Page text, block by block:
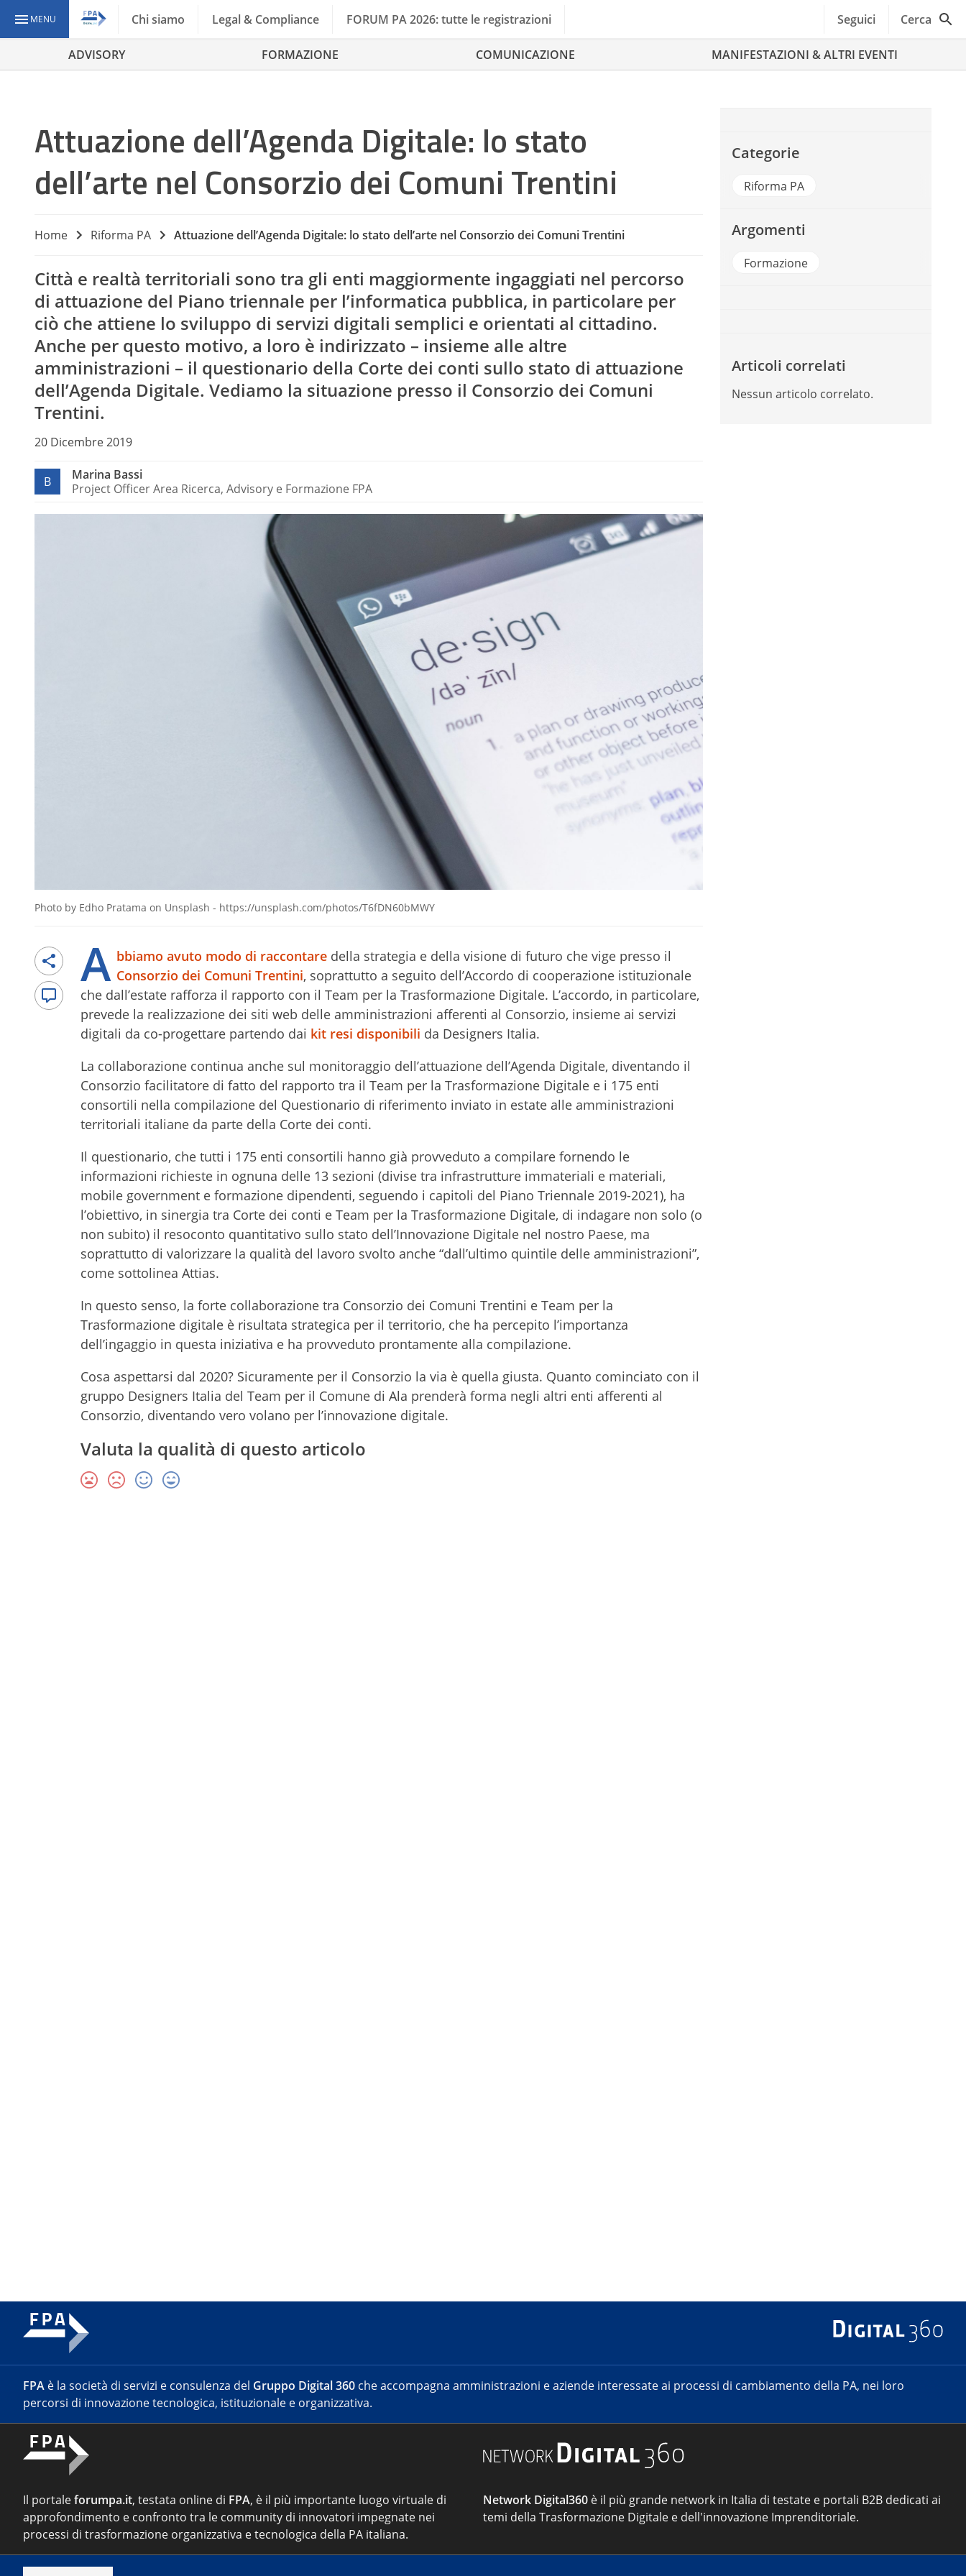
MENU Chi siamo Legal & Compliance FORUM PA 2026: tutte le registrazioni Seguici Cerca
ADVISORY FORMAZIONE COMUNICAZIONE MANIFESTAZIONI & ALTRI EVENTI
Attuazione dell’Agenda Digitale: lo stato
dell’arte nel Consorzio dei Comuni Trentini
Home Riforma PA Attuazione dell’Agenda Digitale: lo stato dell’arte nel Consorzio dei Comuni Trentini
Città e realtà territoriali sono tra gli enti maggiormente ingaggiati nel percorso
di attuazione del Piano triennale per l’informatica pubblica, in particolare per
ciò che attiene lo sviluppo di servizi digitali semplici e orientati al cittadino.
Anche per questo motivo, a loro è indirizzato – insieme alle altre
amministrazioni – il questionario della Corte dei conti sullo stato di attuazione
dell’Agenda Digitale. Vediamo la situazione presso il Consorzio dei Comuni
Trentini.
20 Dicembre 2019
B
Marina Bassi
Project Officer Area Ricerca, Advisory e Formazione FPA
Photo by Edho Pratama on Unsplash - https://unsplash.com/photos/T6fDN60bMWY
A bbiamo avuto modo di raccontare della strategia e della visione di futuro che vige presso il
Consorzio dei Comuni Trentini, soprattutto a seguito dell’Accordo di cooperazione istituzionale
che dall’estate rafforza il rapporto con il Team per la Trasformazione Digitale. L’accordo, in particolare,
prevede la realizzazione dei siti web delle amministrazioni afferenti al Consorzio, insieme ai servizi
digitali da co-progettare partendo dai kit resi disponibili da Designers Italia.
La collaborazione continua anche sul monitoraggio dell’attuazione dell’Agenda Digitale, diventando il
Consorzio facilitatore di fatto del rapporto tra il Team per la Trasformazione Digitale e i 175 enti
consortili nella compilazione del Questionario di riferimento inviato in estate alle amministrazioni
territoriali italiane da parte della Corte dei conti.
Il questionario, che tutti i 175 enti consortili hanno già provveduto a compilare fornendo le
informazioni richieste in ognuna delle 13 sezioni (divise tra infrastrutture immateriali e materiali,
mobile government e formazione dipendenti, seguendo i capitoli del Piano Triennale 2019-2021), ha
l’obiettivo, in sinergia tra Corte dei conti e Team per la Trasformazione Digitale, di indagare non solo (o
non subito) il resoconto quantitativo sullo stato dell’Innovazione Digitale nel nostro Paese, ma
soprattutto di valorizzare la qualità del lavoro svolto anche “dall’ultimo quintile delle amministrazioni”,
come sottolinea Attias.
In questo senso, la forte collaborazione tra Consorzio dei Comuni Trentini e Team per la
Trasformazione digitale è risultata strategica per il territorio, che ha percepito l’importanza
dell’ingaggio in questa iniziativa e ha provveduto prontamente alla compilazione.
Cosa aspettarsi dal 2020? Sicuramente per il Consorzio la via è quella giusta. Quanto cominciato con il
gruppo Designers Italia del Team per il Comune di Ala prenderà forma negli altri enti afferenti al
Consorzio, diventando vero volano per l’innovazione digitale.
Valuta la qualità di questo articolo
Categorie
Riforma PA
Argomenti
Formazione
Articoli correlati
Nessun articolo correlato.
FPA è la società di servizi e consulenza del Gruppo Digital 360 che accompagna amministrazioni e aziende interessate ai processi di cambiamento della PA, nei loro
percorsi di innovazione tecnologica, istituzionale e organizzativa.
Il portaleforumpa.it, testata online di FPA, è il più importante luogo virtuale di
approfondimento e confronto tra le community di innovatori impegnate nei
processi di trasformazione organizzativa e tecnologica della PA italiana.
Network Digital360 è il più grande network in Italia di testate e portali B2B dedicati ai
temi della Trasformazione Digitale e dell'innovazione Imprenditoriale.